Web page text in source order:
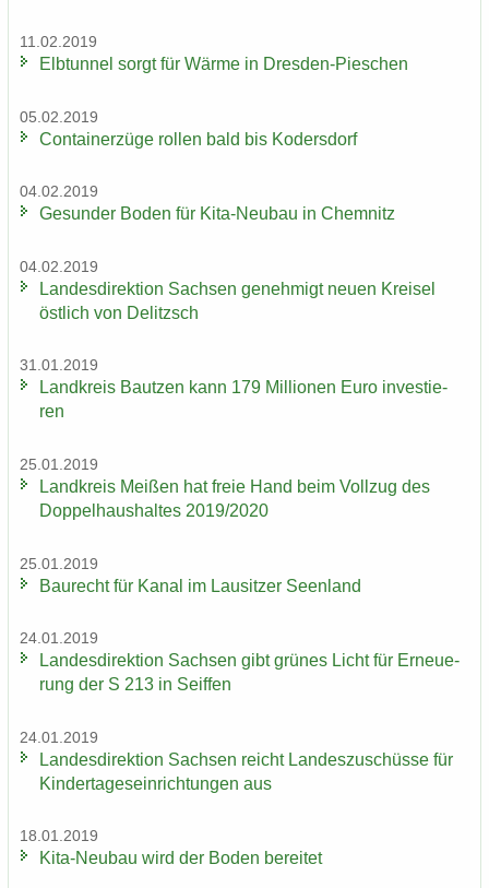
11.02.2019
Elb­tun­nel sorgt für Wärme in Dresden-​Pieschen
05.02.2019
Con­tai­ner­zü­ge rol­len bald bis Ko­ders­dorf
04.02.2019
Ge­sun­der Boden für Kita-​Neubau in Chem­nitz
04.02.2019
Lan­des­di­rek­ti­on Sach­sen ge­neh­migt neuen Krei­sel
öst­lich von De­litzsch
31.01.2019
Land­kreis Baut­zen kann 179 Mil­lio­nen Euro in­ves­tie­
ren
25.01.2019
Land­kreis Mei­ßen hat freie Hand beim Voll­zug des
Dop­pel­haus­hal­tes 2019/2020
25.01.2019
Bau­recht für Kanal im Lau­sit­zer Se­en­land
24.01.2019
Lan­des­di­rek­ti­on Sach­sen gibt grü­nes Licht für Er­neue­
rung der S 213 in Seif­fen
24.01.2019
Lan­des­di­rek­ti­on Sach­sen reicht Lan­des­zu­schüs­se für
Kin­der­ta­ges­ein­rich­tun­gen aus
18.01.2019
Kita-​Neubau wird der Boden be­rei­tet